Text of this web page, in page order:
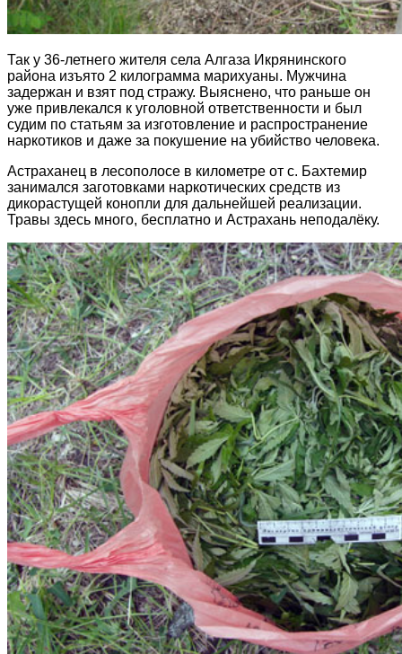
Так у 36-летнего жителя села Алгаза Икрянинского
района изъято 2 килограмма марихуаны. Мужчина
задержан и взят под стражу. Выяснено, что раньше он
уже привлекался к уголовной ответственности и был
судим по статьям за изготовление и распространение
наркотиков и даже за покушение на убийство человека.
Астраханец в лесополосе в километре от с. Бахтемир
занимался заготовками наркотических средств из
дикорастущей конопли для дальнейшей реализации.
Травы здесь много, бесплатно и Астрахань неподалёку.